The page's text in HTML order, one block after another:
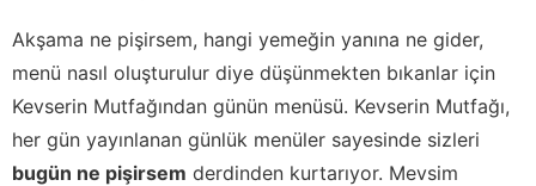
Akşama ne pişirsem, hangi yemeğin yanına ne gider,
menü nasıl oluşturulur diye düşünmekten bıkanlar için
Kevserin Mutfağından günün menüsü. Kevserin Mutfağı,
her gün yayınlanan günlük menüler sayesinde sizleri
bugün ne pişirsem derdinden kurtarıyor. Mevsim